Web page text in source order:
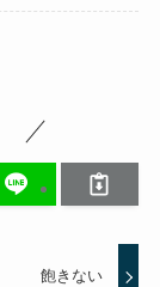
飽きない